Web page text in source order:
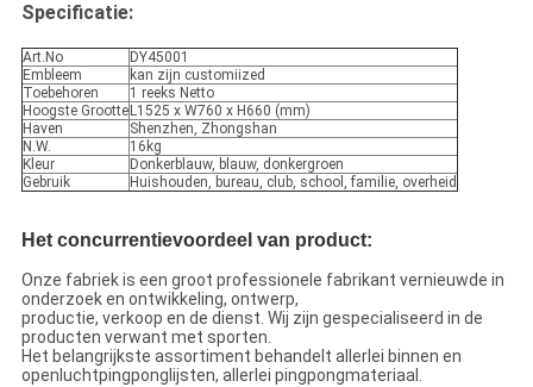
Specificatie:
Art.No
DY45001
Embleem
kan zijn customiized
Toebehoren
1 reeks Netto
Hoogste Grootte L1525 x W760 x H660 (mm)
Haven
Shenzhen, Zhongshan
N.W.
16kg
Kleur
Donkerblauw, blauw, donkergroen
Gebruik
Huishouden, bureau, club, school, familie, overheid
Het concurrentievoordeel van product:
Onze fabriek is een groot professionele fabrikant vernieuwde in
onderzoek en ontwikkeling, ontwerp,
productie, verkoop en de dienst. Wij zijn gespecialiseerd in de
producten verwant met sporten.
Het belangrijkste assortiment behandelt allerlei binnen en
openluchtpingponglijsten, allerlei pingpongmateriaal.